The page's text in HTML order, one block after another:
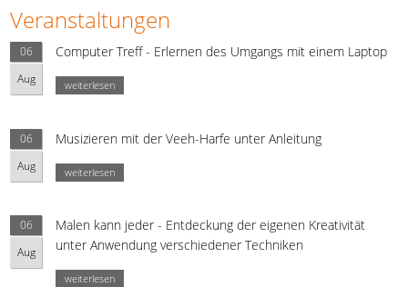
Veranstaltungen
06
Aug
Computer Treff - Erlernen des Umgangs mit einem Laptop
weiterlesen
06
Aug
Musizieren mit der Veeh-Harfe unter Anleitung
weiterlesen
06
Aug
Malen kann jeder - Entdeckung der eigenen Kreativität
unter Anwendung verschiedener Techniken
weiterlesen